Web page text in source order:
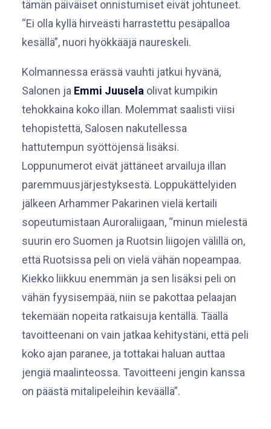
tämän päiväiset onnistumiset eivät johtuneet.
“Ei olla kyllä hirveästi harrastettu pesäpalloa
kesällä”, nuori hyökkääjä naureskeli.
Kolmannessa erässä vauhti jatkui hyvänä,
Salonen ja Emmi Juusela olivat kumpikin
tehokkaina koko illan. Molemmat saalisti viisi
tehopistettä, Salosen nakutellessa
hattutempun syöttöjensä lisäksi.
Loppunumerot eivät jättäneet arvailuja illan
paremmuusjärjestyksestä. Loppukättelyiden
jälkeen Arhammer Pakarinen vielä kertaili
sopeutumistaan Auroraliigaan, “minun mielestä
suurin ero Suomen ja Ruotsin liigojen välillä on,
että Ruotsissa peli on vielä vähän nopeampaa.
Kiekko liikkuu enemmän ja sen lisäksi peli on
vähän fyysisempää, niin se pakottaa pelaajan
tekemään nopeita ratkaisuja kentällä. Täällä
tavoitteenani on vain jatkaa kehitystäni, että peli
koko ajan paranee, ja tottakai haluan auttaa
jengiä maalinteossa. Tavoitteeni jengin kanssa
on päästä mitalipeleihin keväällä”.